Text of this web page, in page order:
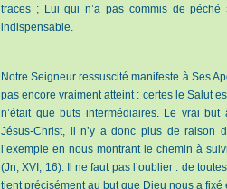
traces ; Lui qui n’a pas commis de
indispensable.
Notre Seigneur ressuscité manifeste à Ses
pas encore vraiment atteint : certes le Salut
n’était que buts intermédiaires. Le vrai but
Jésus-Christ, il n’y a donc plus de raison
l’exemple en nous montrant le chemin à
(Jn, XVI, 16). Il ne faut pas l’oublier : de
tient précisément au but que Dieu nous a fixé